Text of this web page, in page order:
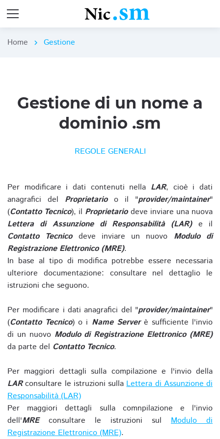
Home chevron_right Gestione
Gestione di un nome a
dominio .sm
REGOLE GENERALI
Per modificare i dati contenuti nella LAR, cioè i dati
anagrafici del Proprietarioo il "provider/maintainer"
(Contatto Tecnico), il Proprietariodeve inviare una nuova
Lettera di Assunzione di Responsabilità (LAR)e il
Contatto Tecnicodeve inviare un nuovo Modulo di
Registrazione Elettronico (MRE).
In base al tipo di modifica potrebbe essere necessaria
ulteriore documentazione: consultare nel dettaglio le
istruzioni che seguono.
Per modificare i dati anagrafici del "provider/maintainer"
(Contatto Tecnico) o i Name Serverè sufficiente l'invio
di un nuovo Modulo di Registrazione Elettronico (MRE)
da parte del Contatto Tecnico.
Per maggiori dettagli sulla compilazione e l'invio della
LARconsultare le istruzioni sullaLettera di Assunzione di
Responsabilità (LAR)
Per maggiori dettagli sulla comnpilazione e l'invio
dell'MREconsultare le istruzioni sul Modulo di
Registrazione Elettronico (MRE).